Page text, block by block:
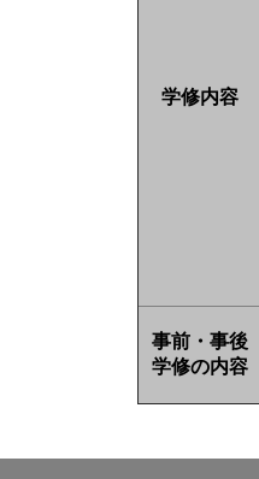
学修内容
事前・事後
学修の内容